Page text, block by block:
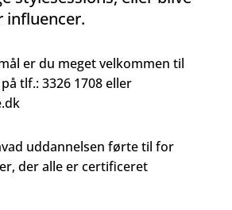
influencer.
er du meget velkommen til
tlf.: 3326 1708 eller
uddannelsen førte til for
der alle er certificeret